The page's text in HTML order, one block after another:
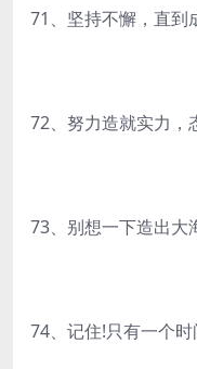
71、坚持不懈，直到
72、努力造就实力，
73、别想一下造出大
74、记住!只有一个时